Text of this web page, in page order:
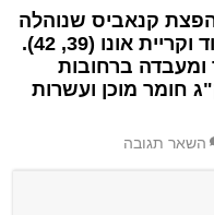
קנאביס שנוהלה
על פי החשד על ידי תושבות יהוד וקריית אונו (39, 42).
ומעבדה ברחובות
מאות שתילים, מעל 8 ק"ג חומר מוכן ועשרות
השאר תגובה